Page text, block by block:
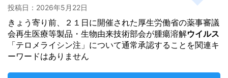
投稿日： 2026年5月22日
きょう寄り前、２１日に開催された厚生労働省の薬事審議
会再生医療等製品・生物由来技術部会が腫瘍溶解ウイルス
「テロメライシン注」について通常承認することを関連キ
ーワードはありません